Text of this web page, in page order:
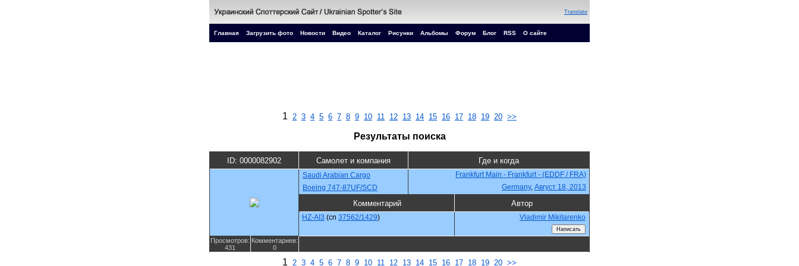
Translate
Главная Загрузить фото Новости Видео Каталог Рисунки Альбомы Форум Блог RSS О сайте
1 2 3 4 5 6 7 8 9 10 11 12 13 14 15 16 17 18 19 20 >>
Результаты поиска
ID: 0000082902 Самолет и компания Где и когда
Saudi Arabian Cargo
Frankfurt Main - Frankfurt - (EDDF / FRA)
Boeing 747-87UF/SCD
Germany, Август 18, 2013
Комментарий Автор
HZ-AI3 (cn 37562/1429) Vladimir Mikitarenko
Просмотров:
431
Комментариев:
0
1 2 3 4 5 6 7 8 9 10 11 12 13 14 15 16 17 18 19 20 >>